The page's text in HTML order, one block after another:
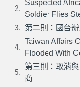
Suspected
Soldier Flies
第二則：國台
Taiwan Affairs
Flooded With
第三則：取消
商